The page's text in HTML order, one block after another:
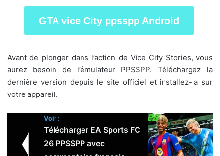
GTA vice City ppsspp Android
Avant de plonger dans l’action de Vice City Stories, vous
aurez besoin de l’émulateur PPSSPP. Téléchargez la
dernière version depuis le site officiel et installez-la sur
votre appareil.
Voir :
Télécharger EA Sports FC
26 PPSSPP avec